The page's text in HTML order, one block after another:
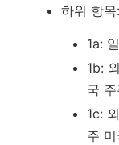
하위 항목:
1a:
1b:
국 주
1c:
주